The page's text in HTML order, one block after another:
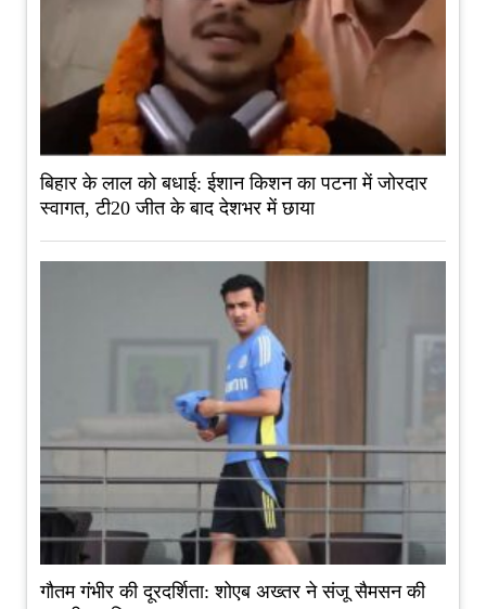
बिहार के लाल को बधाई: ईशान किशन का पटना में जोरदार
स्वागत, टी20 जीत के बाद देशभर में छाया
गौतम गंभीर की दूरदर्शिता: शोएब अख्तर ने संजू सैमसन की